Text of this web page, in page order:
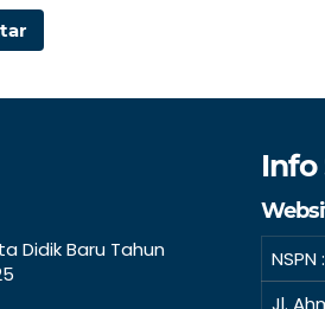
Didik Baru Tahun
Info
NSPN :
Jl.